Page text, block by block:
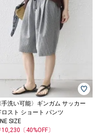
手洗い可能〉ギンガム サッカー
ロスト ショート パンツ
SIZE
10,230 〔40%OFF〕